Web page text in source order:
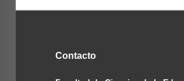
Contacto